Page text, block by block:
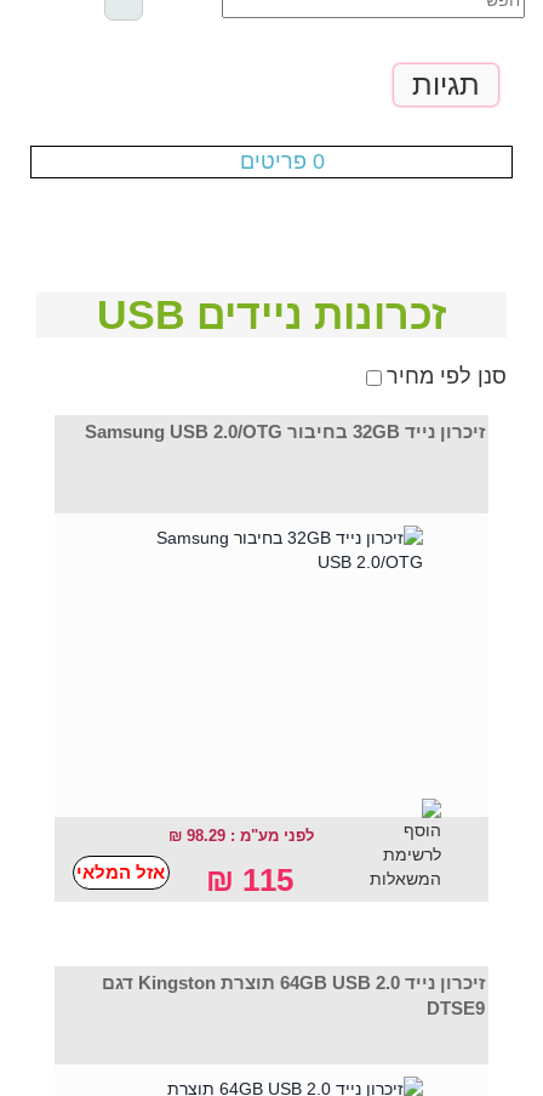
תגיות
0 פריטים
זכרונות ניידים USB
סנן לפי מחיר
זיכרון נייד 32GB בחיבור Samsung USB 2.0/OTG
לפני מע"מ : 98.29 ₪
115 ₪ אזל המלאי
זיכרון נייד 64GB USB 2.0 תוצרת Kingston דגם
DTSE9